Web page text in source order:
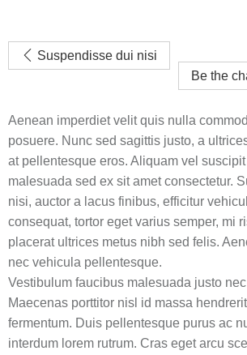
Suspendisse dui nisi
Be the
Aenean imperdiet velit quis nulla
posuere. Nunc sed sagittis justo, a
at pellentesque eros. Aliquam vel
malesuada sed ex sit amet consectetur.
nisi, auctor a lacus finibus, efficitur
consequat, tortor eget varius semper, mi
placerat ultrices metus nibh sed felis.
nec vehicula pellentesque.
Vestibulum faucibus malesuada justo
Maecenas porttitor nisl id massa
fermentum. Duis pellentesque purus ac
interdum lorem rutrum. Cras eget arcu